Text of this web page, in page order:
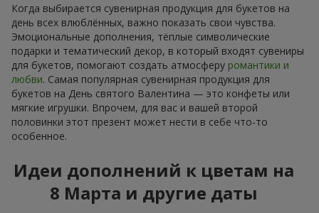
Когда выбирается сувенирная продукция для букетов на
день всех влюблённых, важно показать свои чувства.
Эмоциональные дополнения, тёплые символические
подарки и тематический декор, в который входят сувениры
для букетов, помогают создать атмосферу романтики и
любви. Самая популярная сувенирная продукция для
букетов на День святого Валентина — это конфеты или
мягкие игрушки. Впрочем, для вас и вашей второй
половинки этот презент может нести в себе что-то
особенное.
Идеи дополнений к цветам на
8 Марта и другие даты